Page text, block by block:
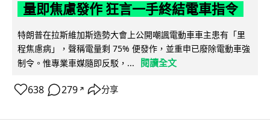
量即焦慮發作 狂言一手終結電車指令
特朗普在拉斯維加斯造勢大會上公開嘲諷電動車車主患有「里
程焦慮病」，聲稱電量剩 75% 便發作，並重申已廢除電動車強
制令。惟專業車媒隨即反駁，...
閱讀全文
638 279 ↗ 分享